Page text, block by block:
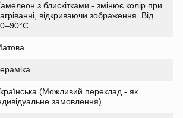
з блискітками - змінює колір при
відкриваючи зображення. Від
(Можливий переклад - як
замовлення)